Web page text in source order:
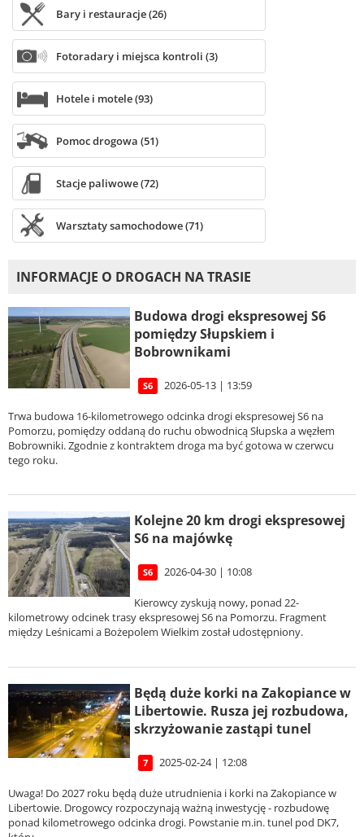
Bary i restauracje (26)
Fotoradary i miejsca kontroli (3)
Hotele i motele (93)
Pomoc drogowa (51)
Stacje paliwowe (72)
Warsztaty samochodowe (71)
INFORMACJE O DROGACH NA TRASIE
Budowa drogi ekspresowej S6
pomiędzy Słupskiem i
Bobrownikami
S6 2026-05-13 | 13:59
Trwa budowa 16-kilometrowego odcinka drogi ekspresowej S6 na
Pomorzu, pomiędzy oddaną do ruchu obwodnicą Słupska a węzłem
Bobrowniki. Zgodnie z kontraktem droga ma być gotowa w czerwcu
tego roku.
Kolejne 20 km drogi ekspresowej
S6 na majówkę
S6 2026-04-30 | 10:08
Kierowcy zyskują nowy, ponad 22-
kilometrowy odcinek trasy ekspresowej S6 na Pomorzu. Fragment
między Leśnicami a Bożepolem Wielkim został udostępniony.
Będą duże korki na Zakopiance w
Libertowie. Rusza jej rozbudowa,
skrzyżowanie zastąpi tunel
7 2025-02-24 | 12:08
Uwaga! Do 2027 roku będą duże utrudnienia i korki na Zakopiance w
Libertowie. Drogowcy rozpoczynają ważną inwestycję - rozbudowę
ponad kilometrowego odcinka drogi. Powstanie m.in. tunel pod DK7,